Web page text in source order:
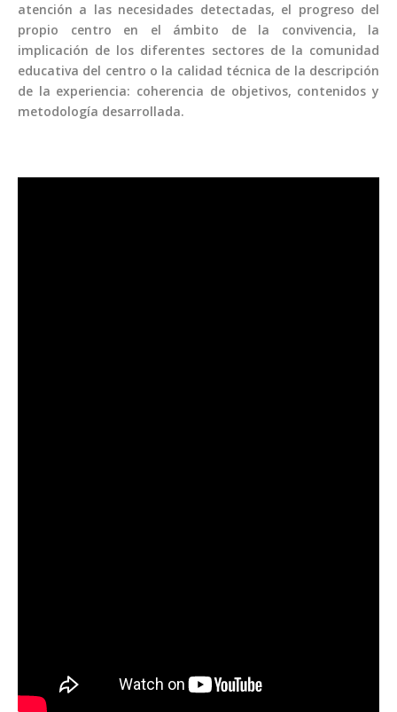
atención a las necesidades detectadas, el progreso del
propio centro en el ámbito de la convivencia, la
implicación de los diferentes sectores de la comunidad
educativa del centro o la calidad técnica de la descripción
de la experiencia: coherencia de objetivos, contenidos y
metodología desarrollada.